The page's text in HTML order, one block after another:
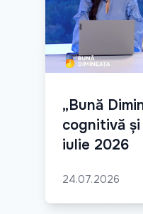
„Bună
cognitivă
iulie 2026
24.07.2026